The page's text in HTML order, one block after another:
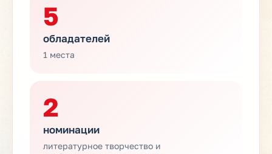
5
обладателей
1 места
2
номинации
литературное творчество и